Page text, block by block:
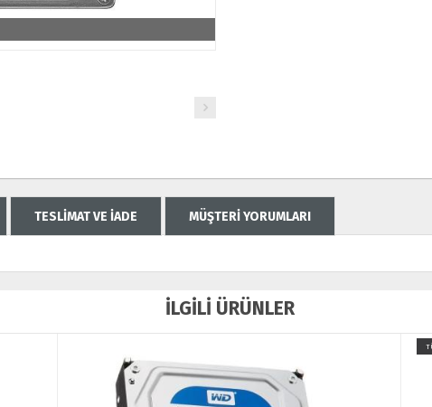
TESLİMAT VE İADE MÜŞTERİ YORUMLARI
İLGİLİ ÜRÜNLER